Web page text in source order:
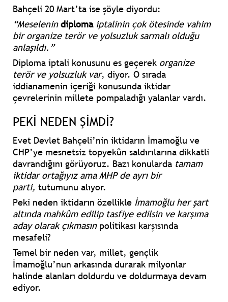
Bahçeli 20 Mart’ta ise şöyle diyordu:
“Meselenindiplomaiptalinin çok ötesinde vahim
bir organize terör ve yolsuzluk sarmalı olduğu
anlaşıldı.”
Diploma iptali konusunu es geçerek organize
terör ve yolsuzluk var, diyor. O sırada
iddianamenin içeriği konusunda iktidar
çevrelerinin millete pompaladığı yalanlar vardı.
PEKİ NEDEN ŞİMDİ?
Evet Devlet Bahçeli’nin iktidarın İmamoğlu ve
CHP’ye mesnetsiz topyekûn saldırılarına dikkatli
davrandığını görüyoruz. Bazı konularda tamam
iktidar ortağıyız ama MHP de ayrı bir
parti, tutumunu alıyor.
Peki neden iktidarın özellikle İmamoğlu her şart
altında mahkûm edilip tasfiye edilsin ve karşıma
aday olarak çıkmasınpolitikası karşısında
mesafeli?
Temel bir neden var, millet, gençlik
İmamoğlu’nun arkasında durarak milyonlar
halinde alanları doldurdu ve doldurmaya devam
ediyor.